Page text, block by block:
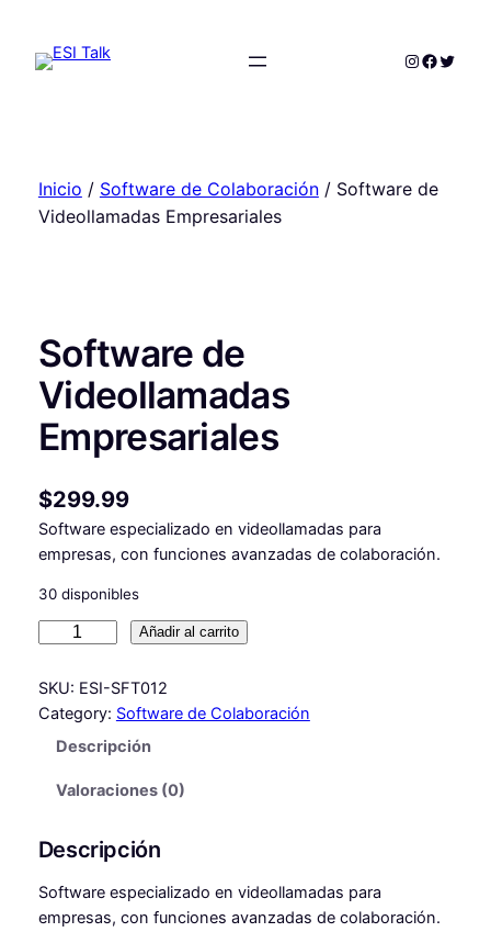
contenido
Instagram
Inicio / Software de Colaboración/ Software de
Videollamadas Empresariales
Software de
Videollamadas
Empresariales
$299.99
Software especializado en videollamadas para
empresas, con funciones avanzadas de colaboración.
30 disponibles
f
t
e
V
Añadir al carrito
SKU: ESI-SFT012
Category: Software de Colaboración
Descripción
Valoraciones (0)
Descripción
Software especializado en videollamadas para
empresas, con funciones avanzadas de colaboración.